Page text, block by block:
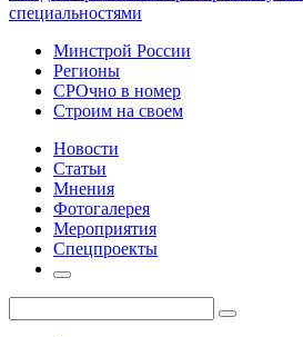
специальностями
Минстрой России
Регионы
СРОчно в номер
Строим на своем
Новости
Статьи
Мнения
Фотогалерея
Мероприятия
Спецпроекты